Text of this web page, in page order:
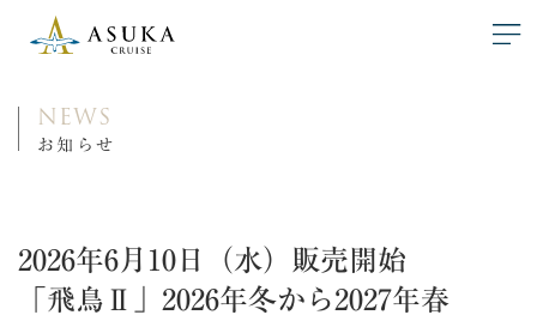
NEWS
お知らせ
2026年6月10日（水）販売開始
「飛鳥Ⅱ」2026年冬から2027年春